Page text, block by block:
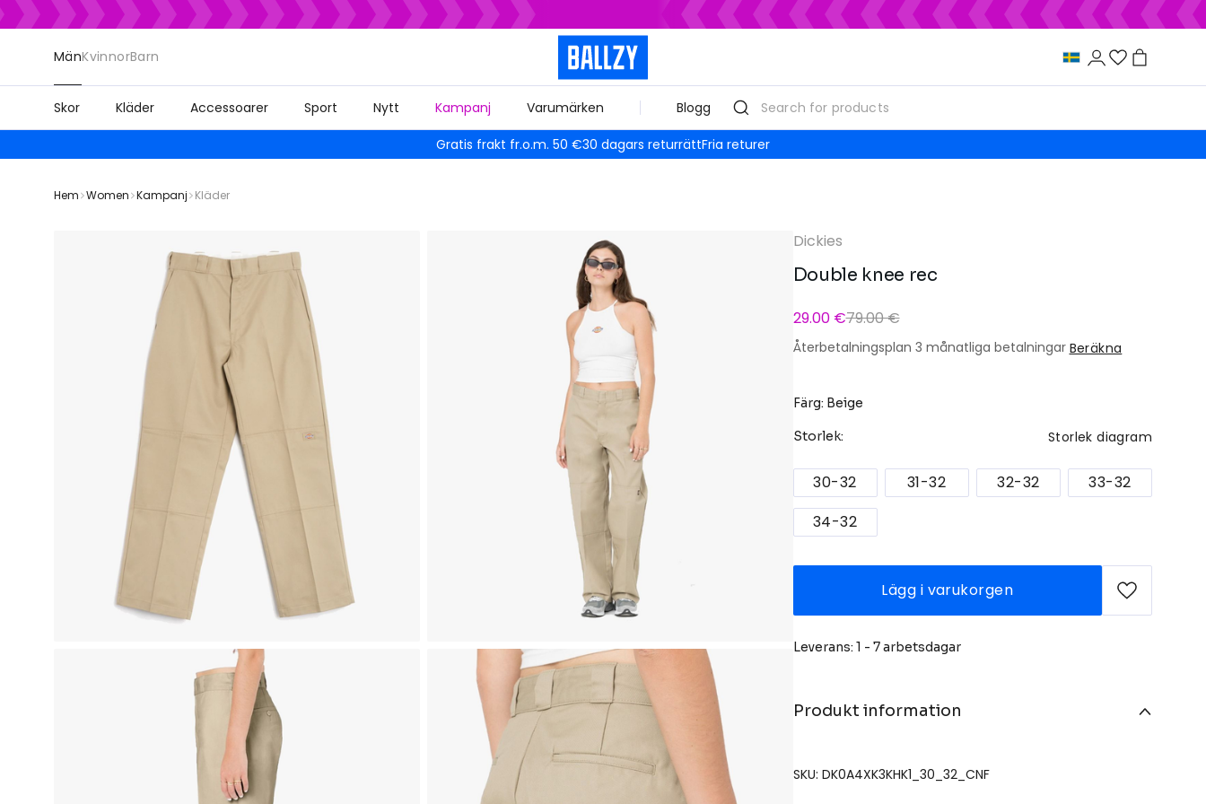
MänKvinnorBarn
Skor Kläder Accessoarer Sport Nytt Kampanj Varumärken Blogg
Gratis frakt fr.o.m. 50 €30 dagars returrättFria returer
Hem Women Kampanj Kläder
Dickies
Double knee rec
29.00 €79.00 €
Återbetalningsplan 3 månatliga betalningar Beräkna
Färg: Beige
Storlek: Storlek diagram
30-32 31-32 32-32
33-32
34-32
Lägg i varukorgen
Leverans: 1 - 7 arbetsdagar
Produkt information
SKU: DK0A4XK3KHK1_30_32_CNF